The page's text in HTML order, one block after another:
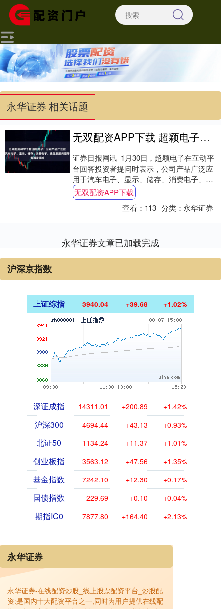
永华证券 相关话题
无双配资APP下载 超颖电子：公司产品广泛应用于汽车电子、显示、储存、消费电子、通信及服务器等领域
证券日报网讯 1月30日，超颖电子在互动平
台回答投资者提问时表示，公司产品广泛应
用于汽车电子、显示、储存、消费电子、通
信及服务器等领域，并积极拓展新领域，如
A....
无双配资APP下载
查看： 113 分类： 永华证券
永华证券文章已加载完成
沪深京指数
上证综指 3940.04 +39.68 +1.02%
深证成指 14311.01 +200.89 +1.42%
沪深300 4694.44 +43.13 +0.93%
北证50 1134.24 +11.37 +1.01%
创业板指 3563.12 +47.56 +1.35%
基金指数 7242.10 +12.30 +0.17%
国债指数 229.69 +0.10 +0.04%
期指IC0 7877.80 +164.40 +2.13%
永华证券
永华证券-在线配资炒股_线上股票配资平台_炒股配
资:是国内十大配资平台之一,同时为用户提供在线配